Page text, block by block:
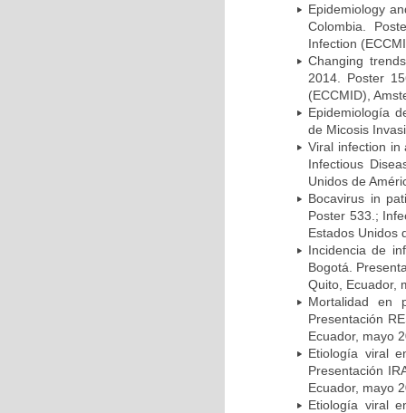
Epidemiology
Colombia.
Infection
Changing
2014. Poster
(ECCMID),
Epidemiología
de Micosis
Viral infection in
Infectious
Unidos de
Bocavirus in
Poster 533.;
Estados Unidos
Incidencia de
Bogotá.
Quito, Ecuador,
Mortalidad en
Presentación
Ecuador, mayo
Etiología viral
Presentación
Ecuador, mayo
Etiología viral